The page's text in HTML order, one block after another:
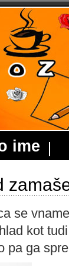
ime
se
kot
pa ga